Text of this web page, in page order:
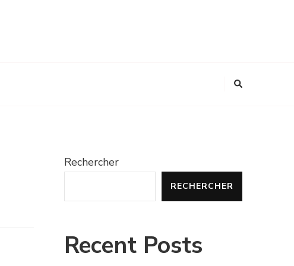
Rechercher
RECHERCHER
Recent Posts